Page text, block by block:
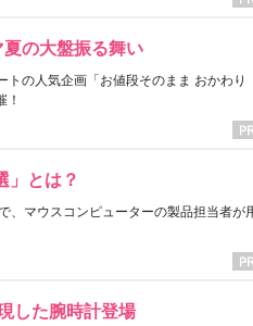
の大盤振る舞い
の人気企画「お値段そのまま おかわり
！
」とは？
、マウスコンピューターの製品担当者が
した腕時計登場